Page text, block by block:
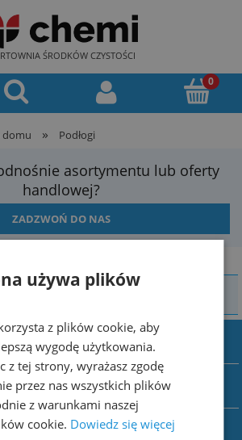
ŚRODKÓW CZYSTOŚCI
domu » Podłogi
asortymentu lub oferty
handlowej?
ZADZWOŃ DO NAS
spełniających podane kryteria.
Dane
Sklep
Moje konto
używa plików
z plików cookie, aby
wygodę użytkowania.
z tej strony, wyrażasz zgodę
przez nas wszystkich plików
z warunkami naszej
cookie. Dowiedz się więcej